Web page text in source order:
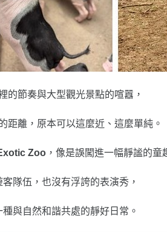
的節奏與大型觀光景點的喧囂，
距離，原本可以這麼近、這麼單純。
Zoo ，像是誤闖進一幅靜謐的童
隊伍，也沒有浮誇的表演秀，
與自然和諧共處的靜好日常。